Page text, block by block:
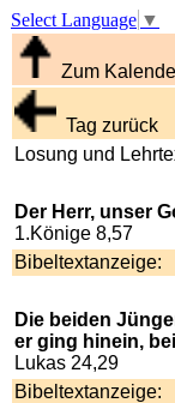
Select Language ▼
Zum
Tag zurück
Losung und
Der Herr, unser
1.Könige 8,57
Bibeltextanzeige:
Die beiden
er ging hinein,
Lukas 24,29
Bibeltextanzeige: